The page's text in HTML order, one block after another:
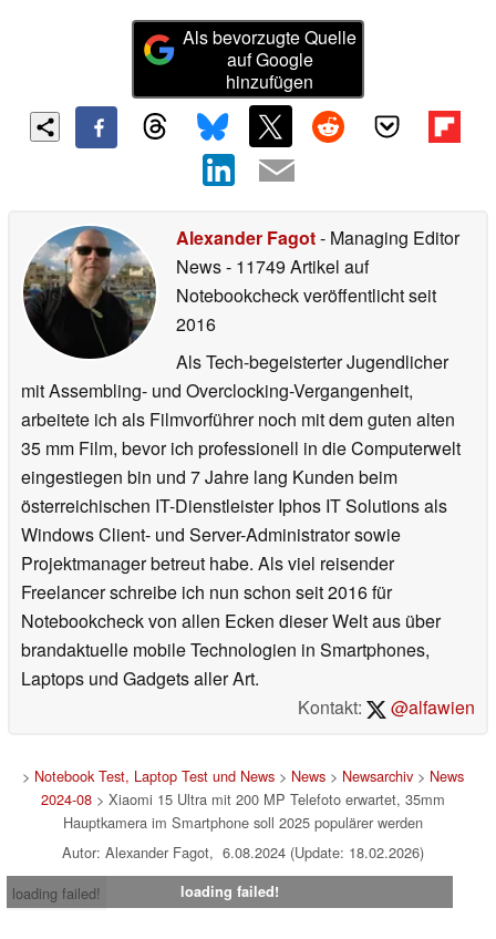
Als bevorzugte Quelle
auf Google
hinzufügen
Alexander Fagot- Managing Editor
News- 11749 Artikel auf
Notebookcheck veröffentlichtseit
2016
Als Tech-begeisterter Jugendlicher
mit Assembling- und Overclocking-Vergangenheit,
arbeitete ich als Filmvorführer noch mit dem guten alten
35 mm Film, bevor ich professionell in die Computerwelt
eingestiegen bin und 7 Jahre lang Kunden beim
österreichischen IT-Dienstleister Iphos IT Solutions als
Windows Client- und Server-Administrator sowie
Projektmanager betreut habe. Als viel reisender
Freelancer schreibe ich nun schon seit 2016 für
Notebookcheck von allen Ecken dieser Welt aus über
brandaktuelle mobile Technologien in Smartphones,
Laptops und Gadgets aller Art.
Kontakt:
@alfawien
> Notebook Test, Laptop Test und News> News> Newsarchiv> News
2024-08> Xiaomi 15 Ultra mit 200 MP Telefoto erwartet, 35mm
Hauptkamera im Smartphone soll 2025 populärer werden
Autor: Alexander Fagot, 6.08.2024 (Update: 18.02.2026)
loading failed!
loading failed!